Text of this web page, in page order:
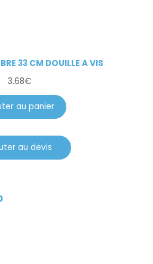
33 CM DOUILLE A VIS
3.68€
au panier
au devis